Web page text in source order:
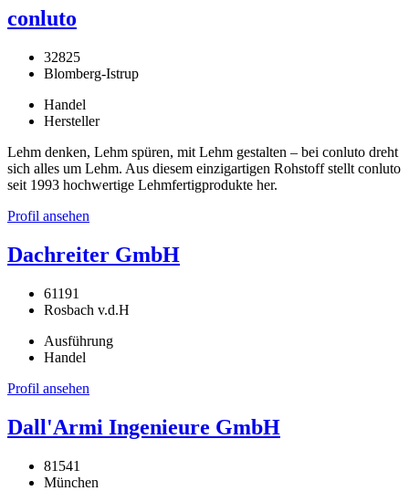
conluto
32825
Blomberg-Istrup
Handel
Hersteller
Lehm denken, Lehm spüren, mit Lehm gestalten – bei conluto dreht
sich alles um Lehm. Aus diesem einzigartigen Rohstoff stellt conluto
seit 1993 hochwertige Lehmfertigprodukte her.
Profil ansehen
Dachreiter GmbH
61191
Rosbach v.d.H
Ausführung
Handel
Profil ansehen
Dall'Armi Ingenieure GmbH
81541
München